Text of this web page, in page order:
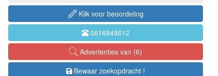
Klik voor beoordeling
0616848612
Advertenties van (6)
Bewaar zoekopdracht !